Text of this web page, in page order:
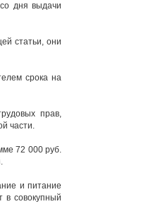
дня выдачи
статьи, они
срока на
прав,
части.
72 000 руб.
и питание
в совокупный